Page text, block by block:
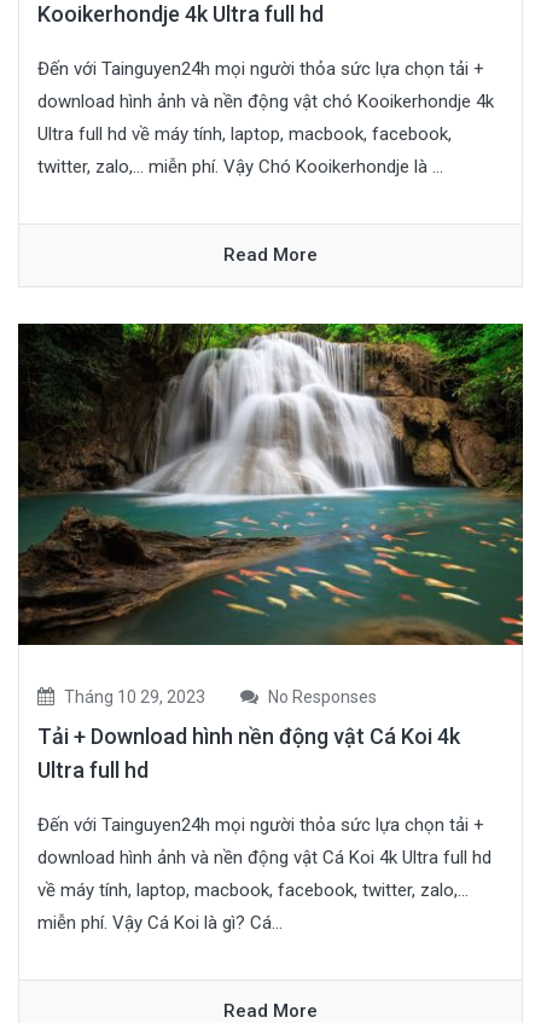
Kooikerhondje 4k Ultra full hd
Đến với Tainguyen24h mọi người thỏa sức lựa chọn tải +
download hình ảnh và nền động vật chó Kooikerhondje 4k
Ultra full hd về máy tính, laptop, macbook, facebook,
twitter, zalo,… miễn phí. Vậy Chó Kooikerhondje là ...
Read More
Tháng 10 29, 2023 No Responses
Tải + Download hình nền động vật Cá Koi 4k
Ultra full hd
Đến với Tainguyen24h mọi người thỏa sức lựa chọn tải +
download hình ảnh và nền động vật Cá Koi 4k Ultra full hd
về máy tính, laptop, macbook, facebook, twitter, zalo,…
miễn phí. Vậy Cá Koi là gì? Cá...
Read More